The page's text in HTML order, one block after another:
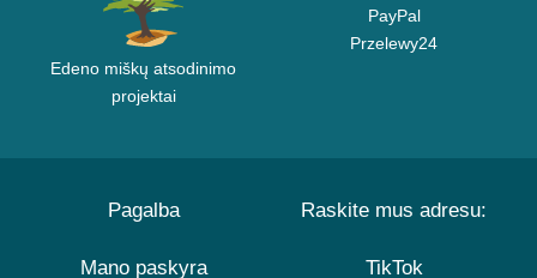
Edeno miškų atsodinimo
projektai
PayPal
Przelewy24
Pagalba
Mano paskyra
Raskite mus adresu:
TikTok